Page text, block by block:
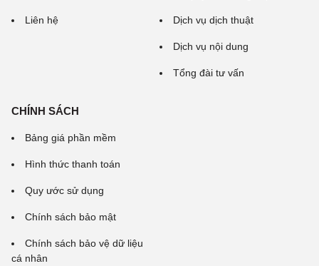
Liên hệ Dịch vụ dịch thuật
Dịch vụ nội dung
Tổng đài tư vấn
CHÍNH SÁCH
Bảng giá phần mềm
Hình thức thanh toán
Quy ước sử dụng
Chính sách bảo mật
Chính sách bảo vệ dữ liệu
cá nhân